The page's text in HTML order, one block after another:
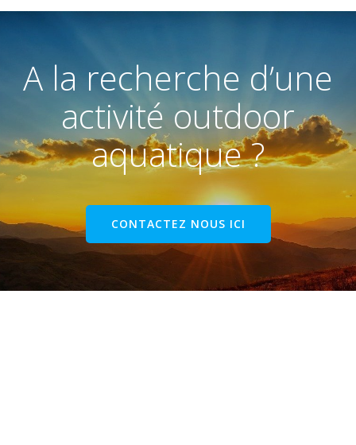
A la recherche d’une
activité outdoor
aquatique ?
CONTACTEZ NOUS ICI